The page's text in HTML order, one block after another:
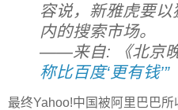
容说，新雅虎要
内的搜索市场。
——来自: 《北京晚
称比百度‘更有钱’”
最终Yahoo!中国被阿里巴巴